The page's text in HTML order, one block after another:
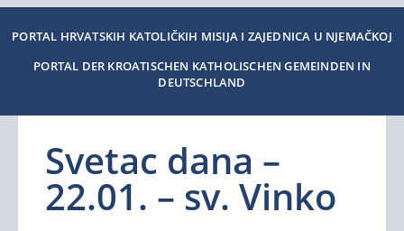
PORTAL HRVATSKIH KATOLIČKIH MISIJA I ZAJEDNICA U NJEMAČKOJ
PORTAL DER KROATISCHEN KATHOLISCHEN GEMEINDEN IN
DEUTSCHLAND
Svetac dana –
22.01. – sv. Vinko